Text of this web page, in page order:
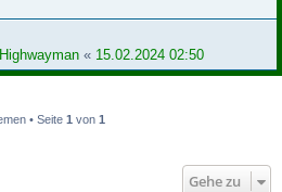
« 15.02.2024 02:50
• Seite 1 von 1
Gehe zu